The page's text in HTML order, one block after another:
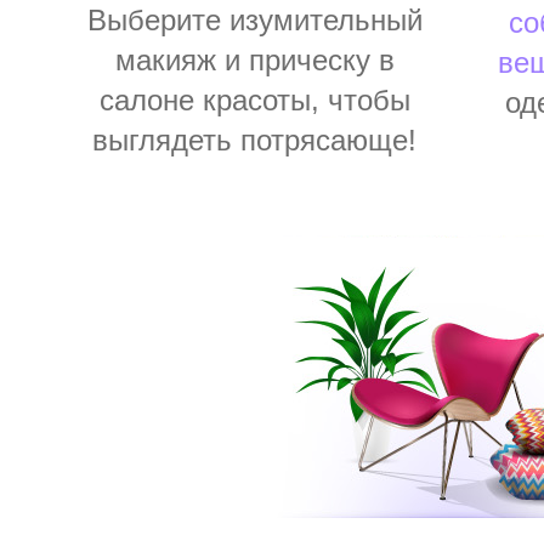
Выберите изумительный
макияж и прическу в
салоне красоты, чтобы
выглядеть потрясающе!